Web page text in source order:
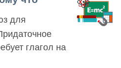
для
глагол на